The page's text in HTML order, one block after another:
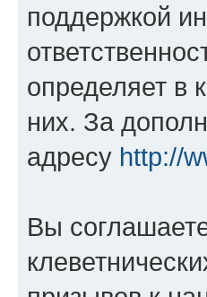
поддержкой
определяет в
них. За
адресу http://
Вы